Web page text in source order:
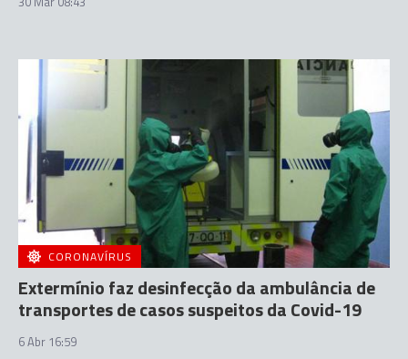
CORONAVÍRUS
Extermínio faz desinfecção da ambulância de
transportes de casos suspeitos da Covid-19
6 Abr 16:59